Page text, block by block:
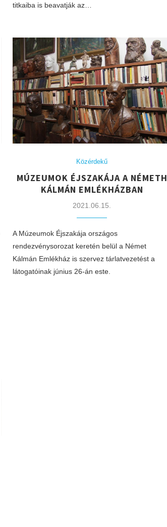
titkaiba is beavatják az…
Közérdekű
MÚZEUMOK ÉJSZAKÁJA A NÉMETH
KÁLMÁN EMLÉKHÁZBAN
2021.06.15.
A Múzeumok Éjszakája országos
rendezvénysorozat keretén belül a Német
Kálmán Emlékház is szervez tárlatvezetést a
látogatóinak június 26-án este.